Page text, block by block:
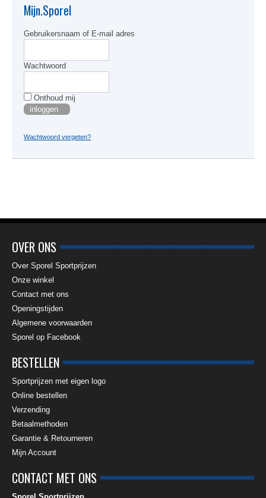
Mijn.Sporel
Gebruikersnaam of E-mail adres
Wachtwoord
Onthoud mij
Wachtwoord vergeten?
OVER ONS
Over Sporel Sportprijzen
Onze winkel
Contact met ons
Openingstijden
Algemene voorwaarden
Sporel op Facebook
BESTELLEN
Sportprijzen met eigen logo
Online bestellen
Verzending
Betaalmethoden
Garantie & Retourneren
Mijn Account
CONTACT MET ONS